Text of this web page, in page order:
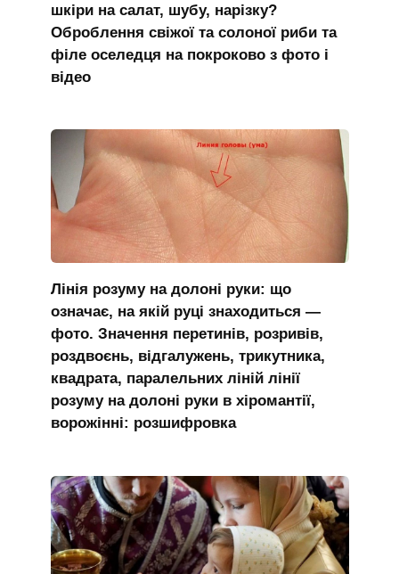
шкіри на салат, шубу, нарізку?
Оброблення свіжої та солоної риби та
філе оселедця на покроково з фото і
відео
Лінія розуму на долоні руки: що
означає, на якій руці знаходиться —
фото. Значення перетинів, розривів,
роздвоєнь, відгалужень, трикутника,
квадрата, паралельних ліній лінії
розуму на долоні руки в хіромантії,
ворожінні: розшифровка